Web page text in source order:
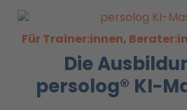
Für Trainer:innen,
Die
persolog® KI-